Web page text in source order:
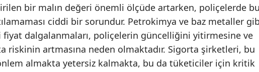
Sivas
Tekirdağ
Tokat
bir malın değeri önemli ölçüde artarken, poliçelerde
ciddi bir sorundur. Petrokimya ve baz metaller
dalgalanmaları, poliçelerin güncelliğini yitirmesine ve
riskinin artmasına neden olmaktadır. Sigorta şirketleri, bu
almakta yetersiz kalmakta, bu da tüketiciler için kritik